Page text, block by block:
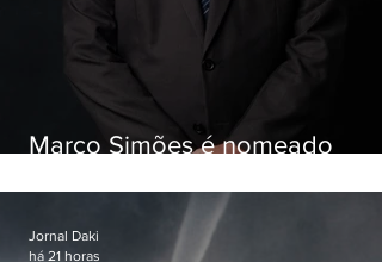
Marco Simões é nomeado
Jornal Daki
há 21 horas